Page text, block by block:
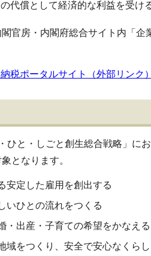
代償として経済的な利益を受け
官房・内閣府総合サイト内「
税ポータルサイト（外部リンク）
ひと・しごと創生総合戦略」に
となります。
安定した雇用を創出する
いひとの流れをつくる
・出産・子育ての希望をかなえる
域をつくり、安全で安心なくら